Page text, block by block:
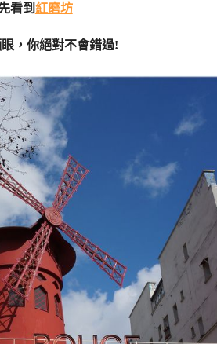
看到 紅磨坊
，你絕對不會錯過!